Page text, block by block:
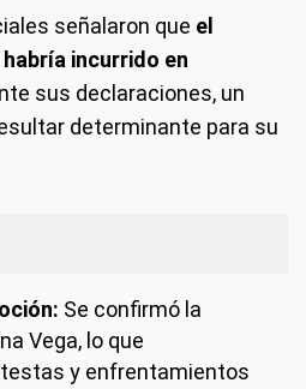
señalaron que el
incurrido en
sus declaraciones, un
determinante para su
Se confirmó la
Vega, lo que
y enfrentamientos